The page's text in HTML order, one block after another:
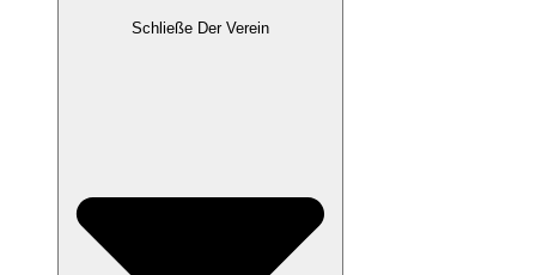
Schließe Der Verein